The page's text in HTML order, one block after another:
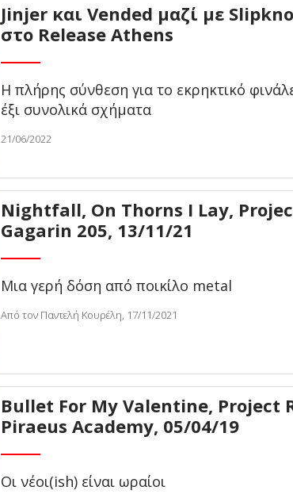
Jinjer και Vended μαζί με
στο Release Athens
H πλήρης σύνθεση για το εκρηκτικό
έξι συνολικά σχήματα
21/06/2022
Nightfall, On Thorns I Lay,
Gagarin 205, 13/11/21
Μια γερή δόση από ποικίλο metal
Από τον Παντελή Κουρέλη, 17/11/2021
Bullet For My Valentine, Project
Piraeus Academy, 05/04/19
Οι νέοι(ish) είναι ωραίοι